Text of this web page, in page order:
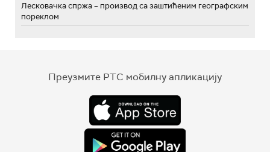
Лесковачка спржа – производ са заштићеним географским
пореклом
Преузмите РТС мобилну апликацију